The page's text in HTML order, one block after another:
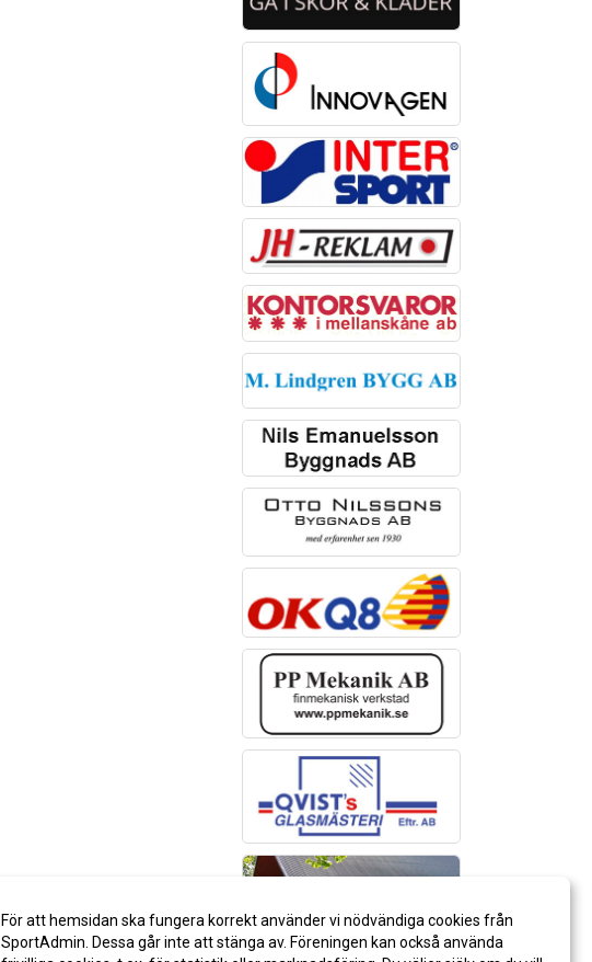
För att hemsidan ska fungera korrekt använder vi nödvändiga cookies från
SportAdmin. Dessa går inte att stänga av. Föreningen kan också använda